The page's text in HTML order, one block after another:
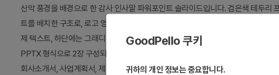
산악 풍경을 배경으로 한 감사 인사말 파워포인트 슬라이드입니다. 검은색 테두리
트를 배치한 구조로, 로고 영역과 텍스트 입력 공간이 명확하게 분리되어 있습니다.
제 텍스트, 하단에는 그래디언트 라인(보라색→파란색→초록색 또는 핑크→노랑)이
PPTX 형식으로 2장 구성되어 있으며, 프레젠테이션 마무리 단계에서 청중에게 감
회사소개서, 사업계획서, 제안서 등 다양한 비즈니스 문서의 마지막 페이지로 즉시
GoodPello 쿠키
귀하의 개인 정보는 중요합니다.